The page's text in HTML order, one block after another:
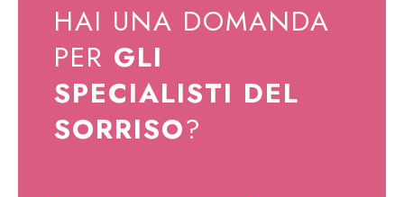
HAI UNA DOMANDA
PER GLI
SPECIALISTI DEL
SORRISO?